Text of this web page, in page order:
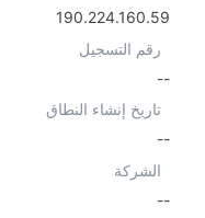
190.224.160.59
رقم التسجيل
--
تاريخ إنشاء النطاق
--
الشركة
--